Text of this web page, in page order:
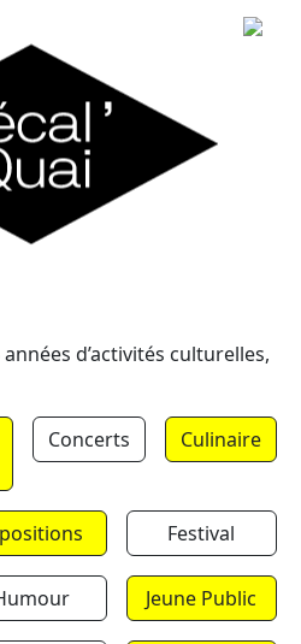
d’activités culturelles,
Concerts Culinaire
Festival
Jeune Public